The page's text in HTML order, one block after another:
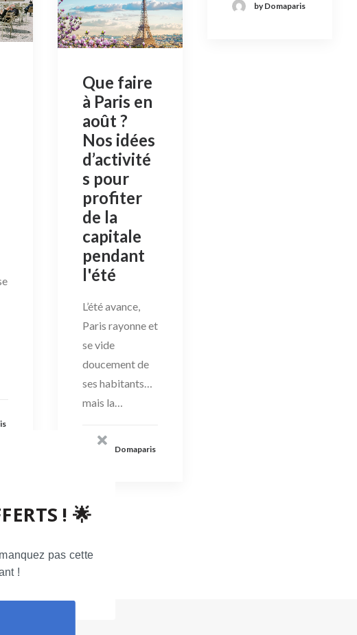
by Domaparis
Que faire
à Paris en
août ?
Nos idées
d’activité
s pour
profiter
de la
capitale
pendant
l'été
L’été avance,
Paris rayonne et
se vide
doucement de
ses habitants…
mais la…
by Domaparis
pas cette
!
! 🌟